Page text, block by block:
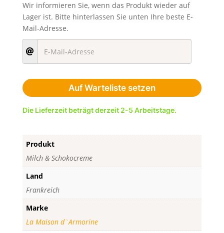
Wir informieren Sie, wenn das Produkt wieder auf
Lager ist. Bitte hinterlassen Sie unten Ihre beste E-
Mail-Adresse.
Auf Warteliste setzen
Die Lieferzeit beträgt derzeit 2-5 Arbeitstage.
Produkt
Milch & Schokocreme
Land
Frankreich
Marke
La Maison d`Armorine